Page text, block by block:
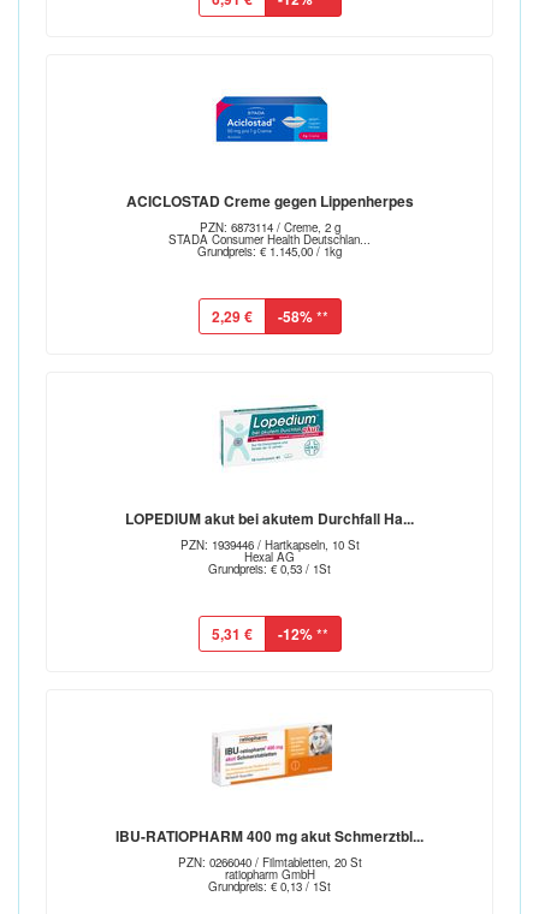
ACICLOSTAD Creme gegen Lippenherpes
PZN: 6873114 / Creme, 2 g
STADA Consumer Health Deutschlan...
Grundpreis: € 1.145,00 / 1kg
2,29 € -58%**
LOPEDIUM akut bei akutem Durchfall Ha...
PZN: 1939446 / Hartkapseln, 10 St
Hexal AG
Grundpreis: € 0,53 / 1St
5,31 € -12%**
IBU-RATIOPHARM 400 mg akut Schmerztbl...
PZN: 0266040 / Filmtabletten, 20 St
ratiopharm GmbH
Grundpreis: € 0,13 / 1St